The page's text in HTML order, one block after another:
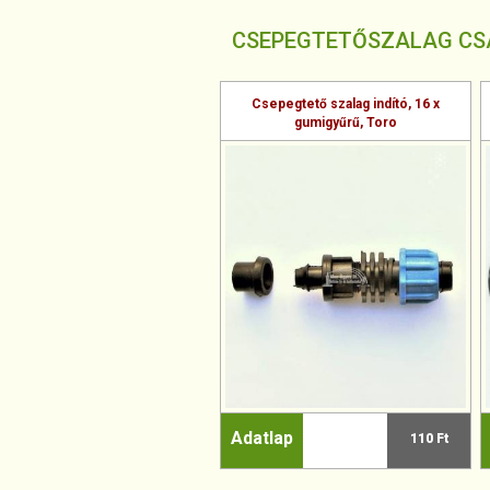
CSEPEGTETŐSZALAG
Csepegtető szalag indító, 16 x
gumigyűrű, Toro
Adatlap 110 Ft